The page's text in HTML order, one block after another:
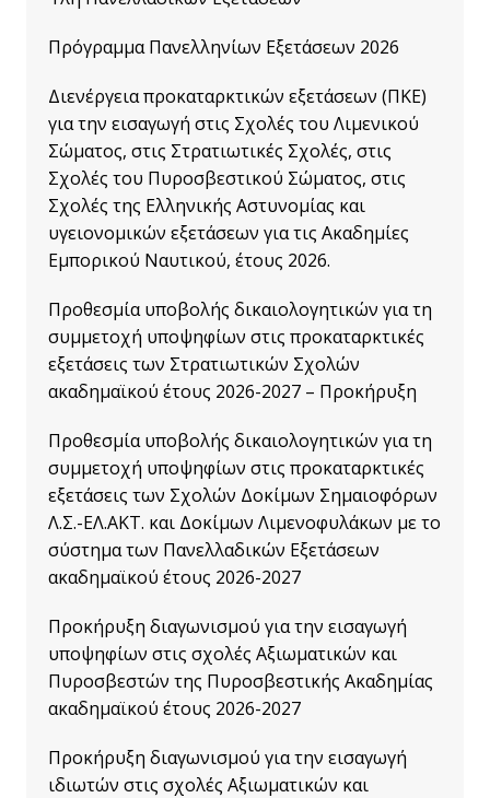
Πρόγραμμα Πανελληνίων Εξετάσεων 2026
Διενέργεια προκαταρκτικών εξετάσεων (ΠΚΕ)
για την εισαγωγή στις Σχολές του Λιμενικού
Σώματος, στις Στρατιωτικές Σχολές, στις
Σχολές του Πυροσβεστικού Σώματος, στις
Σχολές της Ελληνικής Αστυνομίας και
υγειονομικών εξετάσεων για τις Ακαδημίες
Εμπορικού Ναυτικού, έτους 2026.
Προθεσμία υποβολής δικαιολογητικών για τη
συμμετοχή υποψηφίων στις προκαταρκτικές
εξετάσεις των Στρατιωτικών Σχολών
ακαδημαϊκού έτους 2026-2027 – Προκήρυξη
Προθεσμία υποβολής δικαιολογητικών για τη
συμμετοχή υποψηφίων στις προκαταρκτικές
εξετάσεις των Σχολών Δοκίμων Σημαιοφόρων
Λ.Σ.-ΕΛ.ΑΚΤ. και Δοκίμων Λιμενοφυλάκων με το
σύστημα των Πανελλαδικών Εξετάσεων
ακαδημαϊκού έτους 2026-2027
Προκήρυξη διαγωνισμού για την εισαγωγή
υποψηφίων στις σχολές Αξιωματικών και
Πυροσβεστών της Πυροσβεστικής Ακαδημίας
ακαδημαϊκού έτους 2026-2027
Προκήρυξη διαγωνισμού για την εισαγωγή
ιδιωτών στις σχολές Αξιωματικών και